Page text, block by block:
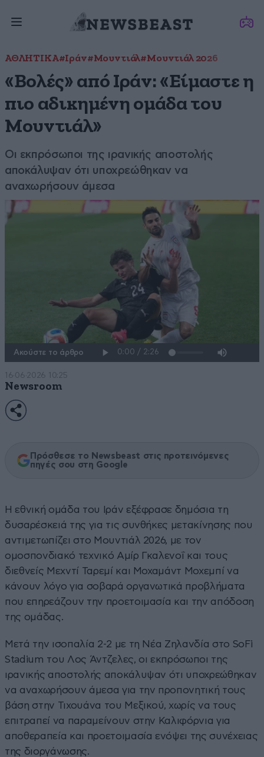
ΑΘΛΗΤΙΚΑ#Ιράν#Μουντιάλ#Μουντιάλ 2026
«Βολές» από Ιράν: «Είμαστε η
πιο αδικημένη ομάδα του
Μουντιάλ»
Οι εκπρόσωποι της ιρανικής αποστολής
αποκάλυψαν ότι υποχρεώθηκαν να
αναχωρήσουν άμεσα
Ακούστε το άρθρο
16·06·2026 10:25
Newsroom
Πρόσθεσε το Newsbeast στις προτεινόμενες
πηγές σου στη Google
Η εθνική ομάδα του Ιράν εξέφρασε δημόσια τη
δυσαρέσκειά της για τις συνθήκες μετακίνησης που
αντιμετωπίζει στο Μουντιάλ 2026, με τον
ομοσπονδιακό τεχνικό Αμίρ Γκαλενοΐ και τους
διεθνείς Μεχντί Ταρεμί και Μοχαμάντ Μοχεμπί να
κάνουν λόγο για σοβαρά οργανωτικά προβλήματα
που επηρεάζουν την προετοιμασία και την απόδοση
της ομάδας.
Μετά την ισοπαλία 2-2 με τη Νέα Ζηλανδία στο SoFi
Stadium του Λος Άντζελες, οι εκπρόσωποι της
ιρανικής αποστολής αποκάλυψαν ότι υποχρεώθηκαν
να αναχωρήσουν άμεσα για την προπονητική τους
βάση στην Τιχουάνα του Μεξικού, χωρίς να τους
επιτραπεί να παραμείνουν στην Καλιφόρνια για
αποθεραπεία και προετοιμασία ενόψει της συνέχειας
της διοργάνωσης.